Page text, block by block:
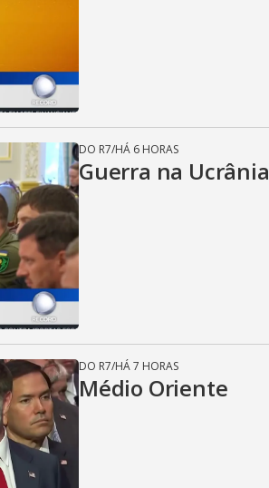
DO R7/HÁ 6 HORAS
Guerra na Ucrânia
DO R7/HÁ 7 HORAS
Médio Oriente